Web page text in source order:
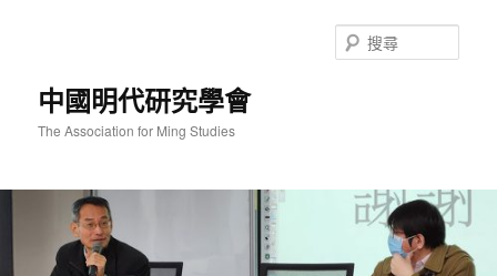
中國明代研究學會
The Association for Ming Studies
尋